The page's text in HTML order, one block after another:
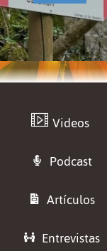
Videos
Podcast
Artículos
Entrevistas